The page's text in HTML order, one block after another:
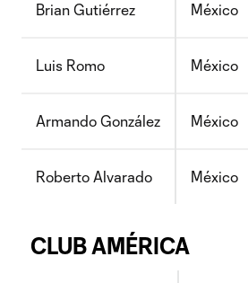
Brian Gutiérrez México
Luis Romo México
Armando González México
Roberto Alvarado México
CLUB AMÉRICA